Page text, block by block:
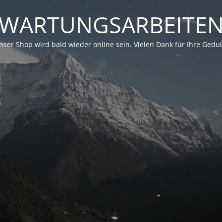
Shop wird bald wieder online sein. Vielen Dank für Ihre